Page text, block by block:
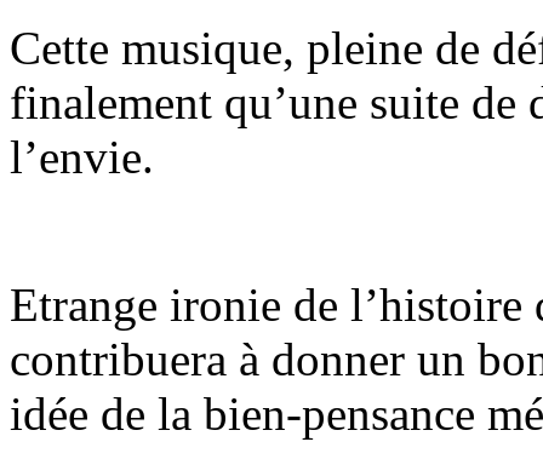
Cette musique, pleine de
finalement qu’une suite
l’envie.
Etrange ironie de
contribuera à donner un
idée de la bien-pensance